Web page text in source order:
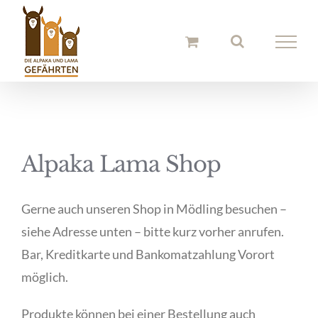
Zum
Inhalt
springen
Alpaka Lama Shop
Gerne auch unseren Shop in Mödling besuchen –
siehe Adresse unten – bitte kurz vorher anrufen.
Bar, Kreditkarte und Bankomatzahlung Vorort
möglich.
Produkte können bei einer Bestellung auch